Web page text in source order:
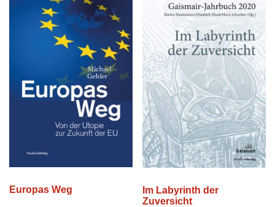
Europas Weg
Im Labyrinth der
Zuversicht